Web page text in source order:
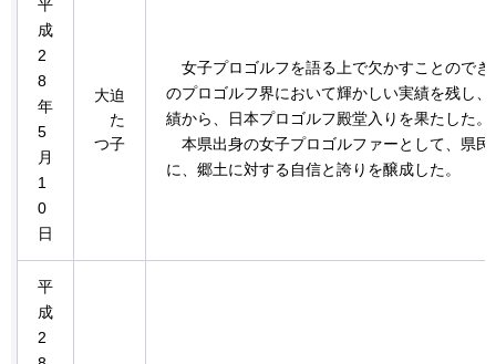
平
成
2
8
年
5
月
1
0
日
大迫
た
つ子
女子プロゴルフを語る上で欠かすことので
のプロゴルフ界において輝かしい実績を残し
績から、日本プロゴルフ殿堂入りを果たした。
本県出身の女子プロゴルファーとして、県
に、郷土に対する自信と誇りを醸成した。
平
成
2